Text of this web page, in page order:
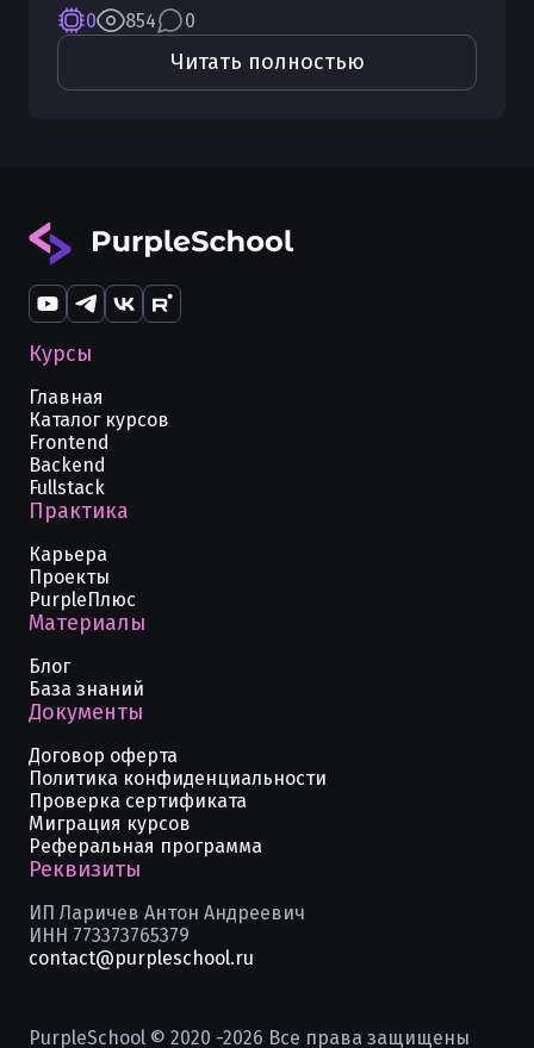
0
854 0
Читать полностью
Курсы
Главная
Каталог курсов
Frontend
Backend
Fullstack
Практика
Карьера
Проекты
PurpleПлюс
Материалы
Блог
База знаний
Документы
Договор оферта
Политика конфиденциальности
Проверка сертификата
Миграция курсов
Реферальная программа
Реквизиты
ИП Ларичев Антон Андреевич
ИНН 773373765379
contact@purpleschool.ru
PurpleSchool © 2020 -2026 Все права защищены